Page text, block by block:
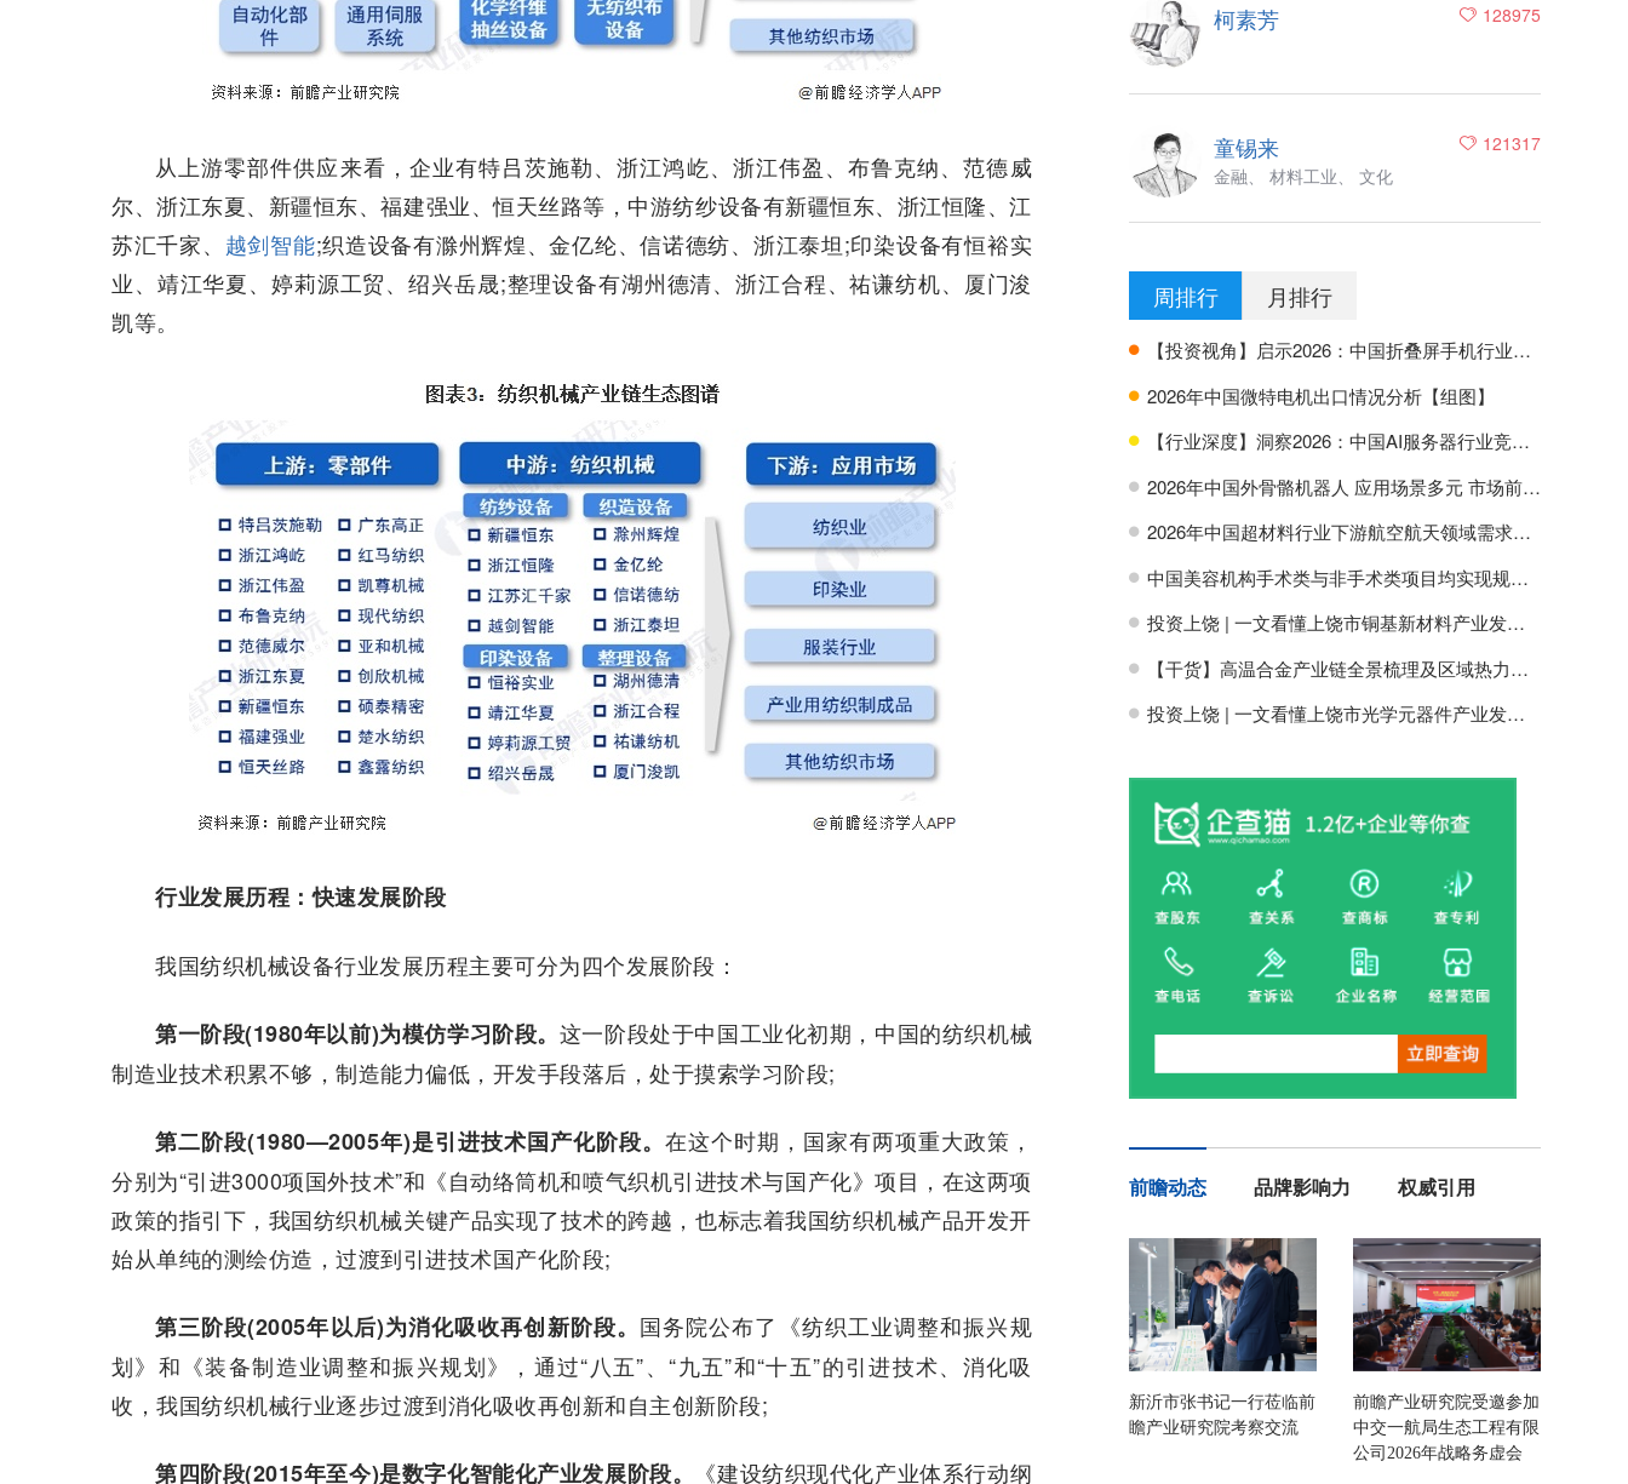
从上游零部件供应来看，企业有特吕茨施勒、浙江鸿屹、浙江伟盈、布鲁克纳、范德威
尔、浙江东夏、新疆恒东、福建强业、恒天丝路等，中游纺纱设备有新疆恒东、浙江恒隆、江
苏汇千家、 越剑智能;织造设备有滁州辉煌、金亿纶、信诺德纺、浙江泰坦;印染设备有恒裕实
业、靖江华夏、婷莉源工贸、绍兴岳晟;整理设备有湖州德清、浙江合程、祐谦纺机、厦门浚
凯等。
行业发展历程：快速发展阶段
我国纺织机械设备行业发展历程主要可分为四个发展阶段：
第一阶段(1980年以前)为模仿学习阶段。 这一阶段处于中国工业化初期，中国的纺织机械
制造业技术积累不够，制造能力偏低，开发手段落后，处于摸索学习阶段;
第二阶段(1980—2005年)是引进技术国产化阶段。 在这个时期，国家有两项重大政策，
分别为“引进3000项国外技术”和《自动络筒机和喷气织机引进技术与国产化》项目，在这两项
政策的指引下，我国纺织机械关键产品实现了技术的跨越，也标志着我国纺织机械产品开发开
始从单纯的测绘仿造，过渡到引进技术国产化阶段;
第三阶段(2005年以后)为消化吸收再创新阶段。 国务院公布了《纺织工业调整和振兴规
划》和《装备制造业调整和振兴规划》，通过“八五”、“九五”和“十五”的引进技术、消化吸
收，我国纺织机械行业逐步过渡到消化吸收再创新和自主创新阶段;
第四阶段(2015年至今)是数字化智能化产业发展阶段。 《建设纺织现代化产业体系行动纲
128975
柯素芳
121317
童锡来
金融、 材料工业、 文化
周排行 月排行
H 【投资视角】启示2026：中国折叠屏手机行业投融资及兼并重组分析
H 2026年中国微特电机出口情况分析【组图】
H 【行业深度】洞察2026：中国AI服务器行业竞争格局及市场份额
H 2026年中国外骨骼机器人 应用场景多元 市场前景广阔【组图】
H 2026年中国超材料行业下游航空航天领域需求分析【组图】
H 中国美容机构手术类与非手术类项目均实现规模增长【组图】
H 投资上饶 | 一文看懂上饶市铜基新材料产业发展现状与投资机会前瞻
H 【干货】高温合金产业链全景梳理及区域热力地图
H 投资上饶 | 一文看懂上饶市光学元器件产业发展现状与投资机会前瞻
前瞻动态 品牌影响力 权威引用
新沂市张书记一行莅临前
瞻产业研究院考察交流
前瞻产业研究院受邀参加
中交一航局生态工程有限
公司2026年战略务虚会